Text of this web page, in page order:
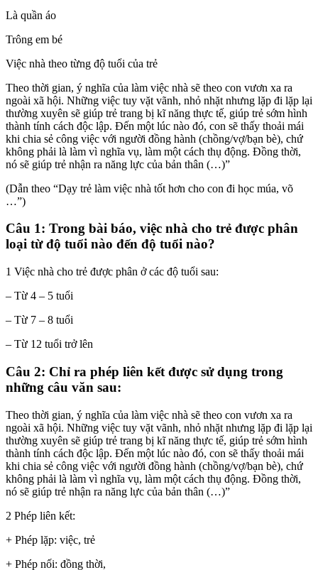
Là quần áo
Trông em bé
Việc nhà theo từng độ tuổi của trẻ
Theo thời gian, ý nghĩa của làm việc nhà sẽ theo con vươn xa ra
ngoài xã hội. Những việc tuy vặt vãnh, nhỏ nhặt nhưng lặp đi lặp lại
thường xuyên sẽ giúp trẻ trang bị kĩ năng thực tế, giúp trẻ sớm hình
thành tính cách độc lập. Đến một lúc nào đó, con sẽ thấy thoải mái
khi chia sẻ công việc với người đồng hành (chồng/vợ/bạn bè), chứ
không phải là làm vì nghĩa vụ, làm một cách thụ động. Đồng thời,
nó sẽ giúp trẻ nhận ra năng lực của bản thân (…)”
(Dẫn theo “Dạy trẻ làm việc nhà tốt hơn cho con đi học múa, võ
…”)
Câu 1: Trong bài báo, việc nhà cho trẻ được phân
loại từ độ tuổi nào đến độ tuổi nào?
1 Việc nhà cho trẻ được phân ở các độ tuổi sau:
– Từ 4 – 5 tuổi
– Từ 7 – 8 tuổi
– Từ 12 tuổi trở lên
Câu 2: Chỉ ra phép liên kết được sử dụng trong
những câu văn sau:
Theo thời gian, ý nghĩa của làm việc nhà sẽ theo con vươn xa ra
ngoài xã hội. Những việc tuy vặt vãnh, nhỏ nhặt nhưng lặp đi lặp lại
thường xuyên sẽ giúp trẻ trang bị kĩ năng thực tế, giúp trẻ sớm hình
thành tính cách độc lập. Đến một lúc nào đó, con sẽ thấy thoải mái
khi chia sẻ công việc với người đồng hành (chồng/vợ/bạn bè), chứ
không phải là làm vì nghĩa vụ, làm một cách thụ động. Đồng thời,
nó sẽ giúp trẻ nhận ra năng lực của bản thân (…)”
2 Phép liên kết:
+ Phép lặp: việc, trẻ
+ Phép nối: đồng thời,